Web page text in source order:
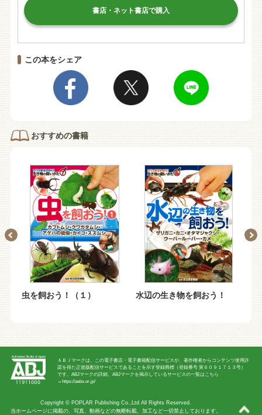
書店・ネット書店で購入
この本をシェア
おすすめの書籍
虫を飼おう！（１） 水辺の生き物を飼おう！
ＡＢＪマークは、この電子書店・電子書籍配信サービスが、著作権者からコンテンツ使用許
諾を得た正規版配信サービスであることを示す登録商標（登録番号 第６０９１７１３号）
です。ABJマークの詳細、ABJマークを掲示しているサービスの一覧はこちら
→ https://aebs.or.jp/
Copyright © POPLAR Publishing Co.,Ltd All Rights Reserved.
当ホームページに掲載の、写真、動画などの無断転載、加工など一切禁止しております。